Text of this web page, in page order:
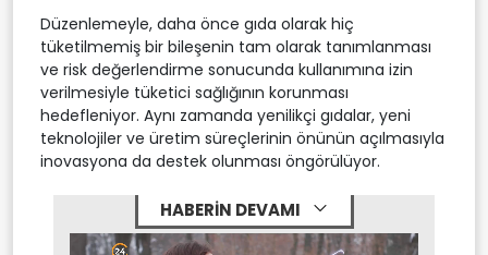
Düzenlemeyle, daha önce gıda olarak hiç
tüketilmemiş bir bileşenin tam olarak tanımlanması
ve risk değerlendirme sonucunda kullanımına izin
verilmesiyle tüketici sağlığının korunması
hedefleniyor. Aynı zamanda yenilikçi gıdalar, yeni
teknolojiler ve üretim süreçlerinin önünün açılmasıyla
inovasyona da destek olunması öngörülüyor.
HABERİN DEVAMI